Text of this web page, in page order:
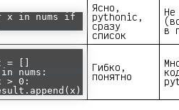
x in nums if
Ясно,
pythonic,
сразу
список
Не
в
= []
nums:
0:
Гибко,
понятно